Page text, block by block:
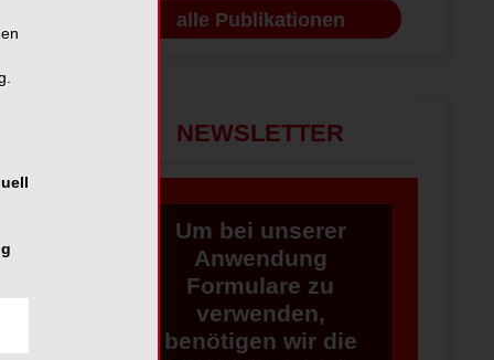
alle Publikationen
NEWSLETTER
Um bei unserer
Anwendung
Formulare zu
verwenden,
benötigen wir die